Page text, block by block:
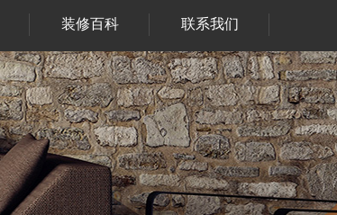
装修百科 联系我们